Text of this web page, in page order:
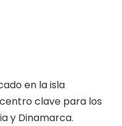
en la isla
clave para los
y Dinamarca.